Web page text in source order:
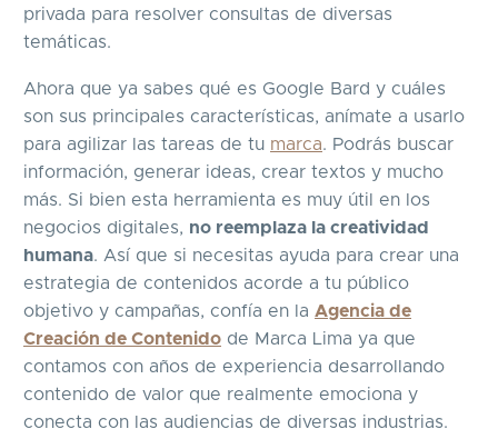
privada para resolver consultas de diversas
temáticas.
Ahora que ya sabes qué es Google Bard y cuáles
son sus principales características, anímate a usarlo
para agilizar las tareas de tu marca. Podrás buscar
información, generar ideas, crear textos y mucho
más. Si bien esta herramienta es muy útil en los
negocios digitales, no reemplaza la creatividad
humana. Así que si necesitas ayuda para crear una
estrategia de contenidos acorde a tu público
objetivo y campañas, confía en la Agencia de
Creación de Contenido de Marca Lima ya que
contamos con años de experiencia desarrollando
contenido de valor que realmente emociona y
conecta con las audiencias de diversas industrias.